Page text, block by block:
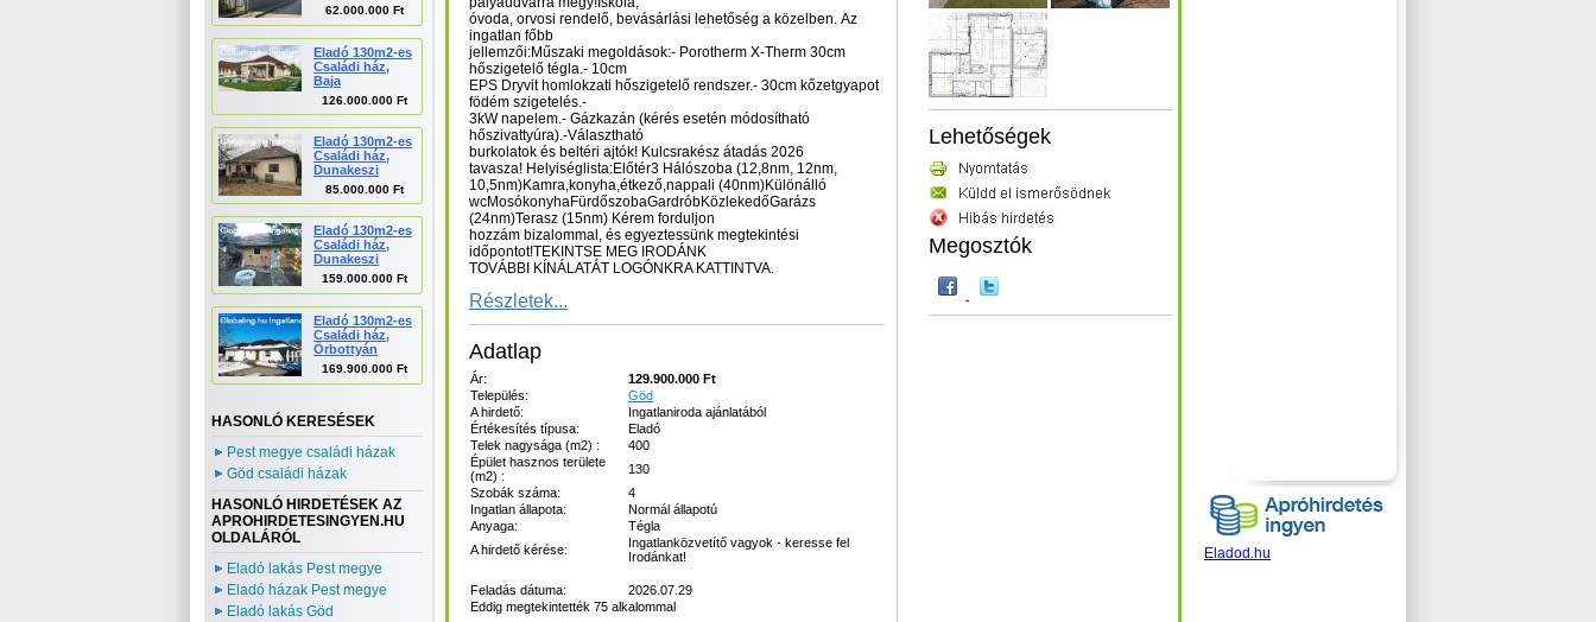
62.000.000 Ft
Eladó 130m2-es
Családi ház,
Baja
126.000.000 Ft
Eladó 130m2-es
Családi ház,
Dunakeszi
85.000.000 Ft
Eladó 130m2-es
Családi ház,
Dunakeszi
159.000.000 Ft
Eladó 130m2-es
Családi ház,
Őrbottyán
169.900.000 Ft
HASONLÓ KERESÉSEK
Pest megye családi házak
Göd családi házak
HASONLÓ HIRDETÉSEK AZ
APROHIRDETESINGYEN.HU
OLDALÁRÓL
Eladó lakás Pest megye
Eladó házak Pest megye
Eladó lakás Göd
óvoda, orvosi rendelő, bevásárlási lehetőség a közelben. Az
ingatlan főbb
jellemzői:Műszaki megoldások:- Porotherm X-Therm 30cm
hőszigetelő tégla.- 10cm
EPS Dryvit homlokzati hőszigetelő rendszer.- 30cm kőzetgyapot
födém szigetelés.-
3kW napelem.- Gázkazán (kérés esetén módosítható
hőszivattyúra).-Választható
burkolatok és beltéri ajtók! Kulcsrakész átadás 2026
tavasza! Helyiséglista:Előtér3 Hálószoba (12,8nm, 12nm,
10,5nm)Kamra,konyha,étkező,nappali (40nm)Különálló
wcMosókonyhaFürdőszobaGardróbKözlekedőGarázs
(24nm)Terasz (15nm) Kérem forduljon
hozzám bizalommal, és egyeztessünk megtekintési
időpontot!TEKINTSE MEG IRODÁNK
TOVÁBBI KÍNÁLATÁT LOGÓNKRA KATTINTVA.
Részletek...
Adatlap
Ár:
129.900.000 Ft
Település:
Göd
A hirdető:
Ingatlaniroda ajánlatából
Értékesítés típusa:
Eladó
Telek nagysága (m2) :
400
Épület hasznos területe
(m2) :
130
Szobák száma:
4
Ingatlan állapota:
Normál állapotú
Anyaga:
Tégla
A hirdető kérése:
Ingatlanközvetítő vagyok - keresse fel
Irodánkat!
Feladás dátuma:
2026.07.29
Eddig megtekintették 75 alkalommal
Lehetőségek
Megosztók
Eladod.hu